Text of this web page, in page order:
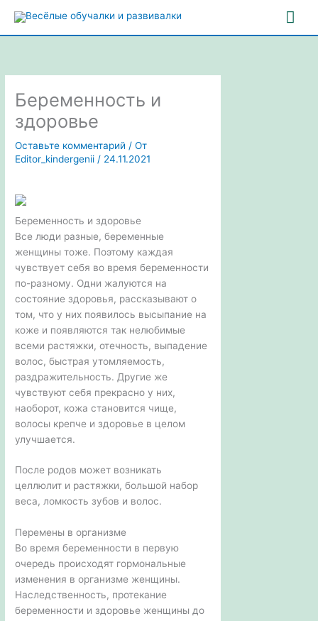
содержимому
Беременность и
здоровье
Оставьте комментарий / От
Editor_kindergenii / 24.11.2021
Беременность и здоровье
Все люди разные, беременные
женщины тоже. Поэтому каждая
чувствует себя во время беременности
по-разному. Одни жалуются на
состояние здоровья, рассказывают о
том, что у них появилось высыпание на
коже и появляются так нелюбимые
всеми растяжки, отечность, выпадение
волос, быстрая утомляемость,
раздражительность. Другие же
чувствуют себя прекрасно у них,
наоборот, кожа становится чище,
волосы крепче и здоровье в целом
улучшается.
После родов может возникать
целлюлит и растяжки, большой набор
веса, ломкость зубов и волос.
Перемены в организме
Во время беременности в первую
очередь происходят гормональные
изменения в организме женщины.
Наследственность, протекание
беременности и здоровье женщины до